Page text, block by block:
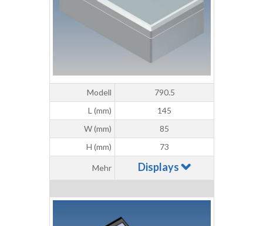
Modell
790.5
L (mm)
145
W (mm)
85
H (mm)
73
Mehr Displays